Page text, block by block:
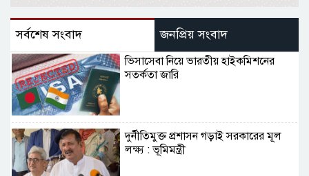
সর্বশেষ সংবাদ জনপ্রিয় সংবাদ
ভিসাসেবা নিয়ে ভারতীয় হাইকমিশনের
সতর্কতা জারি
দুর্নীতিমুক্ত প্রশাসন গড়াই সরকারের মূল
লক্ষ্য : ভূমিমন্ত্রী